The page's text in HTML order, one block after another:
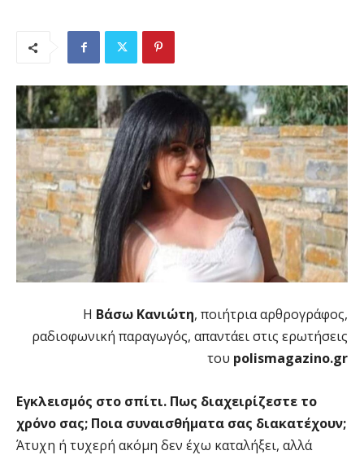
Η Βάσω Κανιώτη, ποιήτρια αρθρογράφος,
ραδιοφωνική παραγωγός, απαντάει στις ερωτήσεις
του polismagazino.gr
Εγκλεισμός στο σπίτι. Πως διαχειρίζεστε το
χρόνο σας; Ποια συναισθήματα σας διακατέχουν;
Άτυχη ή τυχερή ακόμη δεν έχω καταλήξει, αλλά